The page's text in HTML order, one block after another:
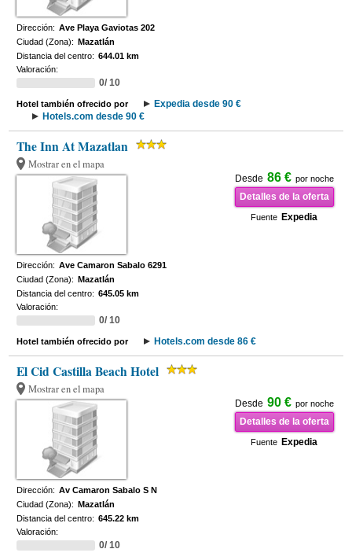
Dirección: Ave Playa Gaviotas 202
Ciudad (Zona): Mazatlán
Distancia del centro: 644.01 km
Valoración:
0/ 10
Hotel también ofrecido por
Expedia desde 90 €
Hotels.com desde 90 €
The Inn At Mazatlan
Mostrar en el mapa
Desde 86 € por noche
Detalles de la oferta
Fuente Expedia
Dirección: Ave Camaron Sabalo 6291
Ciudad (Zona): Mazatlán
Distancia del centro: 645.05 km
Valoración:
0/ 10
Hotel también ofrecido por Hotels.com desde 86 €
El Cid Castilla Beach Hotel
Mostrar en el mapa
Desde 90 € por noche
Detalles de la oferta
Fuente Expedia
Dirección: Av Camaron Sabalo S N
Ciudad (Zona): Mazatlán
Distancia del centro: 645.22 km
Valoración:
0/ 10